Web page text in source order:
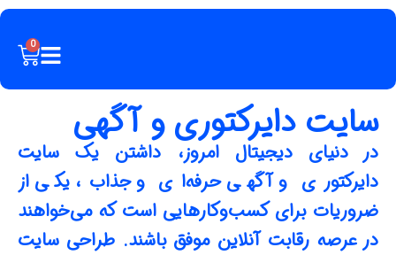
0
سایت دایرکتوری و آگهی
در دنیای دیجیتال امروز، داشتن یک سایت
دایرکتوری و آگهی حرفه‌ای و جذاب، یکی از
ضروریات برای کسب‌وکارهایی است که می‌خواهند
در عرصه رقابت آنلاین موفق باشند. طراحی سایت